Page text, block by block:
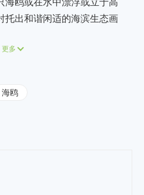
托出和谐闲适的海滨生态画
更多
海鸥